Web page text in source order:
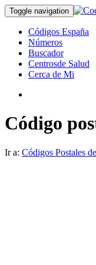
Toggle navigation
Códigos España
Números
Buscador
Centrosde Salud
Cerca de Mi
Código
Ir a: Códigos Postales